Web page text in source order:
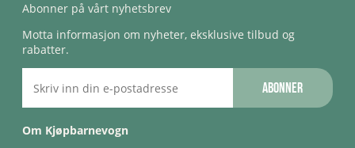
Abonner på vårt nyhetsbrev
Motta informasjon om nyheter, eksklusive tilbud og
rabatter.
Abonner
Om Kjøpbarnevogn